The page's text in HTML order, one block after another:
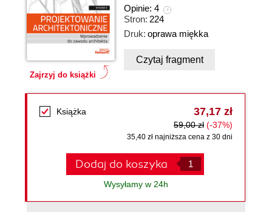
Zajrzyj do książki
Opinie: 4
Stron: 224
Druk: oprawa miękka
Czytaj fragment
Książka 37,17 zł
59,00 zł (-37%)
35,40 zł najniższa cena z 30 dni
Dodaj do koszyka
Wysyłamy w 24h